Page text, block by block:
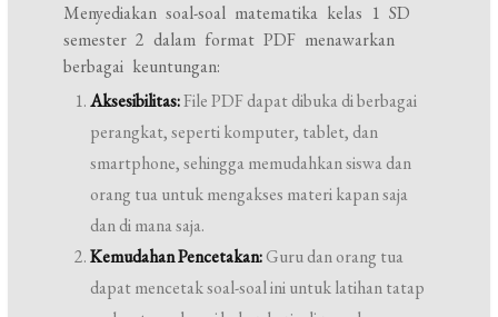
Menyediakan soal-soal matematika kelas 1 SD
semester 2 dalam format PDF menawarkan
berbagai keuntungan:
Aksesibilitas:File PDF dapat dibuka di berbagai
perangkat, seperti komputer, tablet, dan
smartphone, sehingga memudahkan siswa dan
orang tua untuk mengakses materi kapan saja
dan di mana saja.
Kemudahan Pencetakan:Guru dan orang tua
dapat mencetak soal-soal ini untuk latihan tatap